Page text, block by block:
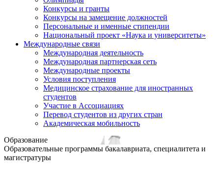
Конкурсы и гранты
Конкурсы на замещение должностей
Персональные и именные стипендии
Национальный проект «Наука и университеты»
Международные связи
Международная деятельность
Международная партнерская сеть
Международные проекты
Условия поступления
Медицинское страхование для иностранных
студентов
Участие в Ассоциациях
Перевод студентов из других стран
Академическая мобильность
Образование
Образовательные программы бакалавриата, специалитета и
магистратуры